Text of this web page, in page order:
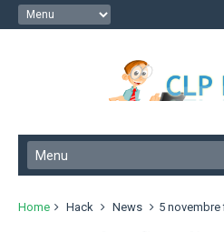
Home Hack News 5